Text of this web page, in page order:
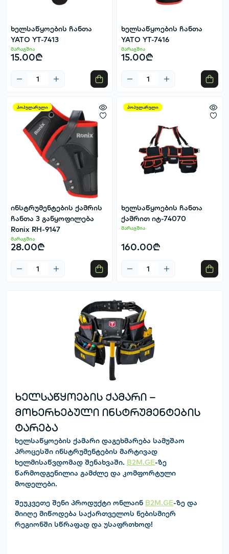
ხელსაწყოების ჩანთა
YATO YT-7413
მარაგშია
15.00₾
ხელსაწყოების ჩანთა
YATO YT-7416
მარაგშია
15.00₾
პოპულარული
ინსტრუმენტების ქამრის
ჩანთა 3 განყოფილება
Ronix RH-9147
მარაგშია
28.00₾
პოპულარული
ხელსაწყოების ჩანთა
ქამრით იტ-74070
მარაგშია
160.00₾
ხელსაწყოების ქამარი –
მოხერხებული ინსტრუმენტების
ტარება
ხელსაწყოების ქამარი დაგეხმარება სამუშაო
პროცესში ინსტრუმენტების მარტივად
ხელმისაწვდომად შენახვაში. B2M.GE-ზე
წარმოდგენილია გამძლე და კომფორტული
მოდელები.
შეუკვეთე შენი პროდუქტი ონლაინ B2M.GE-ზე და
მიიღე მიწოდება საქართველოს ნებისმიერ
რეგიონში სწრაფად და უსაფრთხოდ!